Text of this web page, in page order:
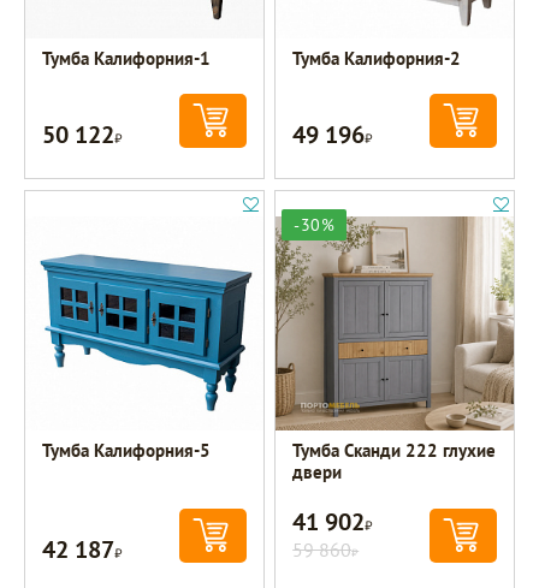
Тумба Калифорния-1
50 122Р
Тумба Калифорния-2
49 196Р
Тумба Калифорния-5
42 187Р
-30%
Тумба Сканди 222 глухие
двери
41 902Р
59 860Р